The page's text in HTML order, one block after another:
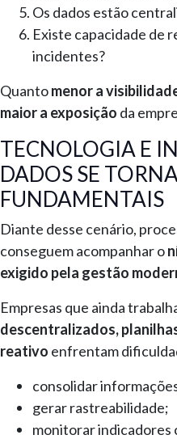
Os dados estão
Existe capacidade de
incidentes?
Quantomenor a
maior a exposição da
TECNOLOGIA E
DADOS SE
FUNDAMENTAIS
Diante desse cenário,
conseguem acompanhar o
exigido pela gestão
Empresas que ainda
descentralizados,
reativo enfrentam
consolidar
gerar rastreabilidade;
monitorar indicadores